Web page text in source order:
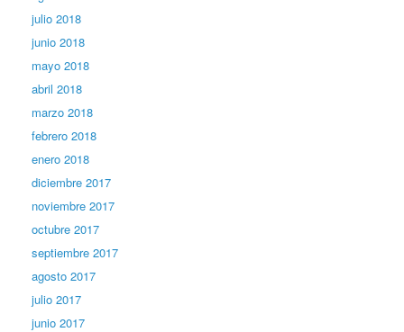
julio 2018
junio 2018
mayo 2018
abril 2018
marzo 2018
febrero 2018
enero 2018
diciembre 2017
noviembre 2017
octubre 2017
septiembre 2017
agosto 2017
julio 2017
junio 2017